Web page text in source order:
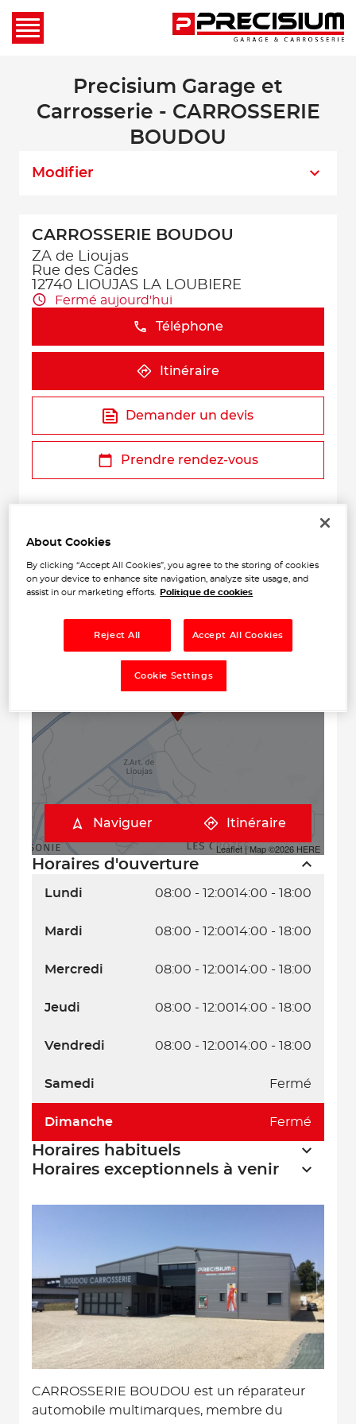
Precisium Garage et
Carrosserie - CARROSSERIE
BOUDOU
Modifier
CARROSSERIE BOUDOU
ZA de Lioujas
Rue des Cades
12740 LIOUJAS LA LOUBIERE
Fermé aujourd'hui
Téléphone
Itinéraire
Demander un devis
Prendre rendez-vous
Horaires d'ouverture
Lundi 08:00 - 12:0014:00 - 18:00
Mardi 08:00 - 12:0014:00 - 18:00
Mercredi 08:00 - 12:0014:00 - 18:00
Jeudi 08:00 - 12:0014:00 - 18:00
Vendredi 08:00 - 12:0014:00 - 18:00
Samedi Fermé
Dimanche Fermé
Horaires habituels
Horaires exceptionnels à venir
+
−
Leaflet | Map ©2026 HERE
Naviguer Itinéraire
CARROSSERIE BOUDOU est un réparateur
automobile multimarques, membre du
About Cookies
By clicking “Accept All Cookies”, you agree to the storing of cookies
on your device to enhance site navigation, analyze site usage, and
assist in our marketing efforts.
Politique de cookies
Reject All Accept All Cookies
Cookie Settings